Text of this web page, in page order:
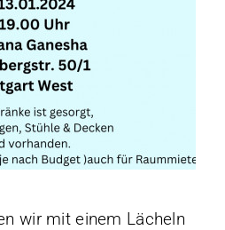
wir mit einem Lächeln